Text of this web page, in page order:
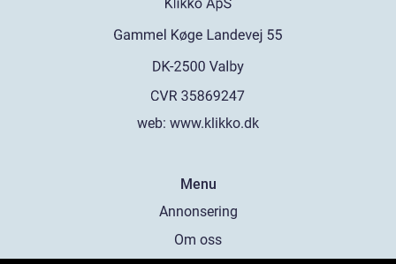
web: www.klikko.dk
Menu
Annonsering
Om oss